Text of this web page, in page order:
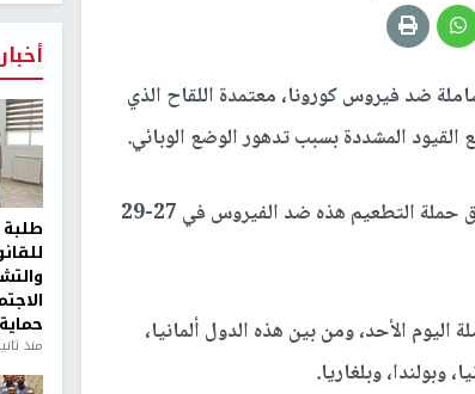
ضد فيروس كورونا، معتمدة اللقاح الذي
القيود المشددة بسبب تدهور الوضع الوبائي.
وفي وقت سابق أعربت المفوضية الأوروبية عن أملها في أن تنطلق حملة التطعيم هذه ضد الفيروس في 27-29
الأحد، ومن بين هذه الدول ألمانيا،
وبولندا، وبلغاريا.
منذ